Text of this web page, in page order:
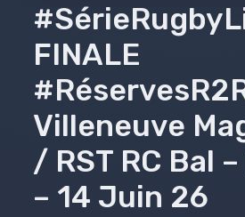
FINALE
Villeneuve
/ RST RC Bal
– 14 Juin 26